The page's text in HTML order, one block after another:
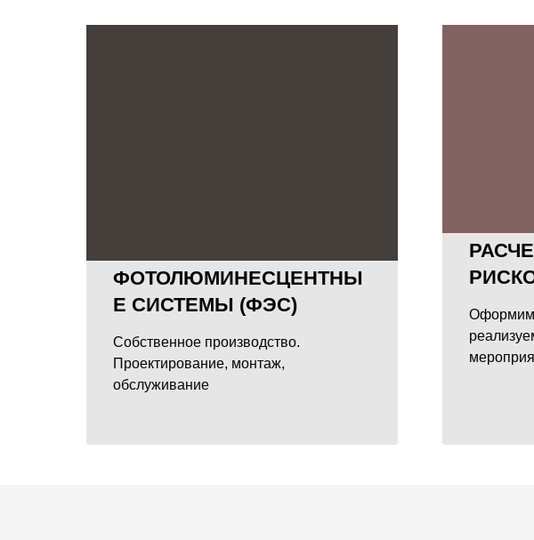
ФОТОЛЮМИНЕСЦЕНТНЫ
Е СИСТЕМЫ (ФЭС)
Собственное производство.
Проектирование, монтаж,
обслуживание
Оформим